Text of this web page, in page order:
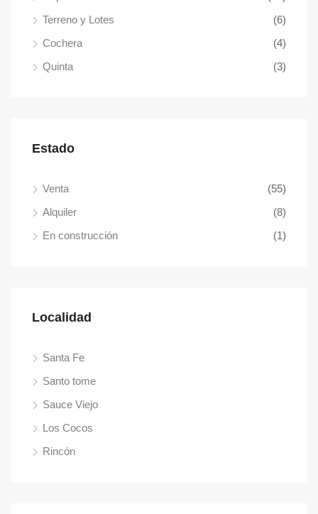
Terreno y Lotes
(6)
Cochera
(4)
Quinta
(3)
Estado
Venta
(55)
Alquiler
(8)
En construcción
(1)
Localidad
Santa Fe
Santo tome
Sauce Viejo
Los Cocos
Rincón